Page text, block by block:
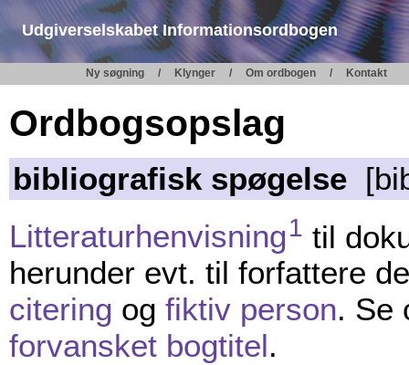
Udgiverselskabet Informationsordbogen
Ny søgning Klynger Om ordbogen Kontakt
Ordbogsopslag
bibliografisk spøgelse
Litteraturhenvisning1 til
herunder evt. til forfattere
citering og fiktiv person. Se
forvansket bogtitel.